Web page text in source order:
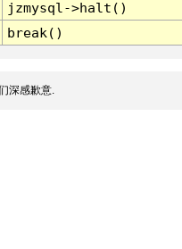
jzmysql->halt()
break()
深感歉意.